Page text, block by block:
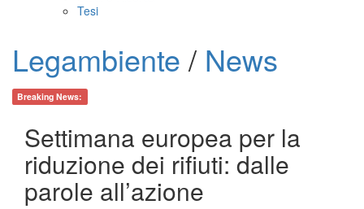
Tesi
Legambiente / News
Breaking News:
Settimana europea per la
riduzione dei rifiuti: dalle
parole all’azione